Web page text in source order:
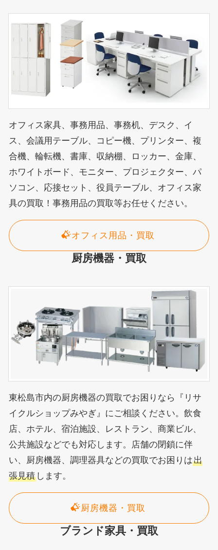
オフィス家具、事務用品、事務机、デスク、イ
ス、会議用テーブル、コピー機、プリンター、複
合機、輪転機、書庫、収納棚、ロッカー、金庫、
ホワイトボード、モニター、プロジェクター、パ
ソコン、応接セット、役員テーブル、オフィス家
具の買取！事務用品の買取等お任せください。
オフィス用品・買取
厨房機器・買取
東松島市内の厨房機器の買取でお困りなら『リサ
イクルショップみやぎ』にご相談ください。飲食
店、ホテル、宿泊施設、レストラン、商業ビル、
公共施設などでも対応します。店舗の閉鎖に伴
い、厨房機器、調理器具などの買取でお困りは出
張見積します。
厨房機器・買取
ブランド家具・買取